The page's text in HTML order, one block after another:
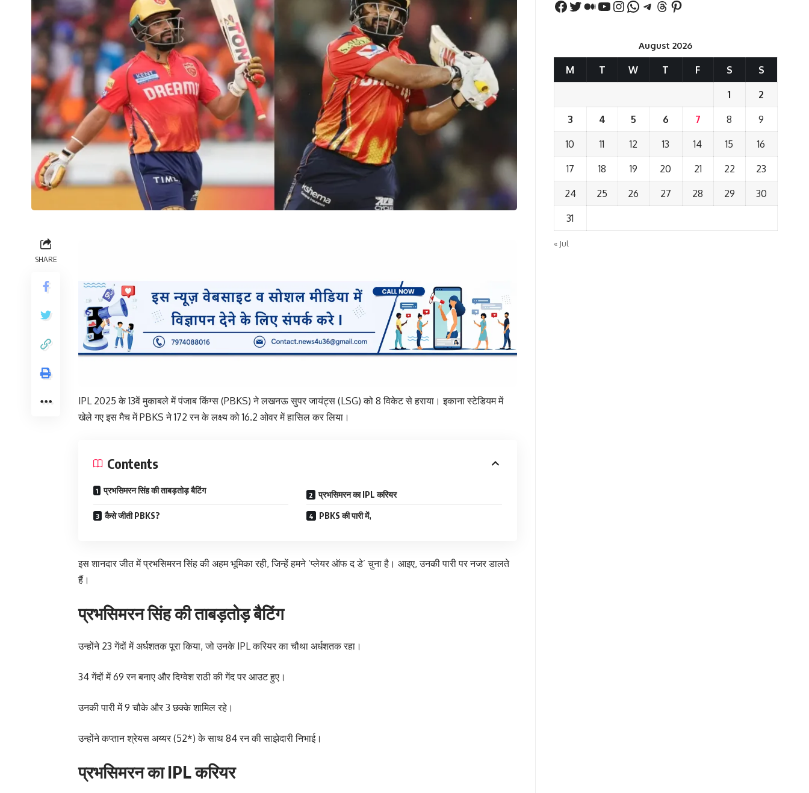
SHARE
IPL 2025 के 13वें मुकाबले में पंजाब किंग्स (PBKS) ने लखनऊ सुपर जायंट्स (LSG) को 8 विकेट से हराया। इकाना स्टेडियम में
खेले गए इस मैच में PBKS ने 172 रन के लक्ष्य को 16.2 ओवर में हासिल कर लिया।
Contents
प्रभसिमरन सिंह की ताबड़तोड़ बैटिंग प्रभसिमरन का IPL करियर
कैसे जीती PBKS? PBKS की पारी में,
इस शानदार जीत में प्रभसिमरन सिंह की अहम भूमिका रही, जिन्हें हमने ‘प्लेयर ऑफ द डे’ चुना है। आइए, उनकी पारी पर नजर डालते
हैं।
प्रभसिमरन सिंह की ताबड़तोड़ बैटिंग
उन्होंने 23 गेंदों में अर्धशतक पूरा किया, जो उनके IPL करियर का चौथा अर्धशतक रहा।
34 गेंदों में 69 रन बनाए और दिग्वेश राठी की गेंद पर आउट हुए।
उनकी पारी में 9 चौके और 3 छक्के शामिल रहे।
उन्होंने कप्तान श्रेयस अय्यर (52*) के साथ 84 रन की साझेदारी निभाई।
प्रभसिमरन का IPL करियर
August 2026
M T W T F S S
1 2
3 4 5 6 7 8 9
10 11 12 13 14 15 16
17 18 19 20 21 22 23
24 25 26 27 28 29 30
31
« Jul